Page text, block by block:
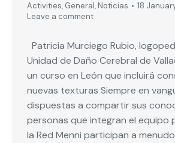
Activities, General, Noticias
18
Leave a comment
Patricia Murciego Rubio,
Unidad de Daño Cerebral de
un curso en León que incluirá
nuevas texturas Siempre en
dispuestas a compartir sus
personas que integran el equipo
la Red Menni participan a